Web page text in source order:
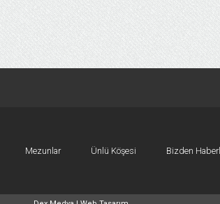
Mezunlar Ünlü Köşesi Bizden